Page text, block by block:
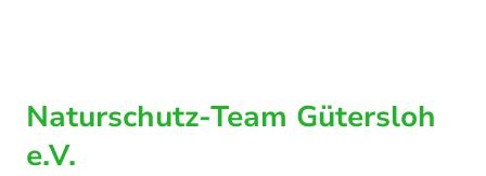
Naturschutz-Team Gütersloh
e.V.